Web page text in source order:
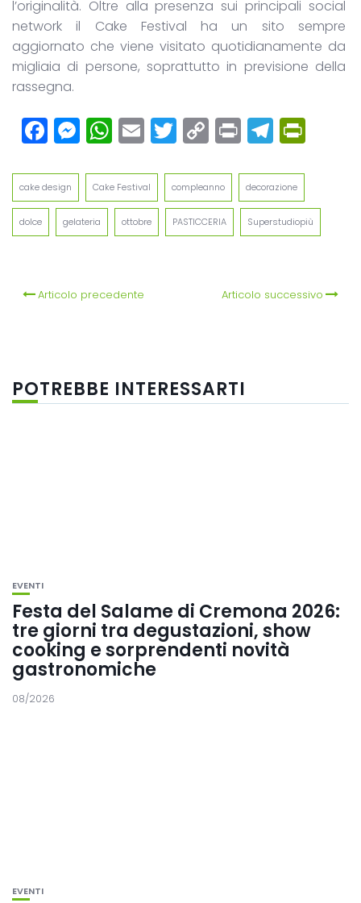
l’originalità. Oltre alla presenza sui principali social
network il Cake Festival ha un sito sempre
aggiornato che viene visitato quotidianamente da
migliaia di persone, soprattutto in previsione della
rassegna.
Facebook
Messenger
WhatsApp
EmailTwitter
Copy
Link
Print
cake design Cake Festival compleanno decorazione
dolce gelateria ottobre PASTICCERIA Superstudiopiù
Articolo precedente Articolo successivo
POTREBBE INTERESSARTI
EVENTI
Festa del Salame di Cremona 2026:
tre giorni tra degustazioni, show
cooking e sorprendenti novità
gastronomiche
08/2026
EVENTI